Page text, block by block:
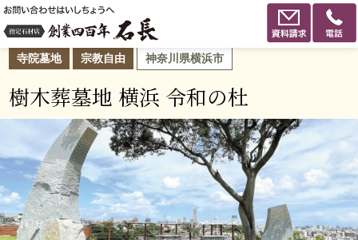
寺院墓地 宗教自由 神奈川県横浜市
樹木葬墓地 横浜 令和の杜